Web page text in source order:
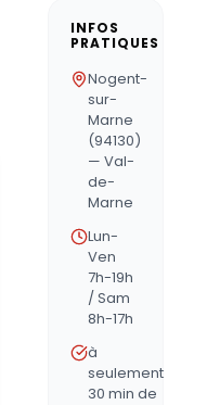
INFOS
PRATIQUES
Nogent-
sur-
Marne
(94130)
— Val-
de-
Marne
Lun-
Ven
7h-19h
/ Sam
8h-17h
à
seulement
30 min de